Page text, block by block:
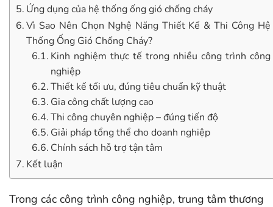
Ứng dụng của hệ thống ống gió chống cháy
Vì Sao Nên Chọn Nghệ Năng Thiết Kế & Thi Công Hệ
Thống Ống Gió Chống Cháy?
Kinh nghiệm thực tế trong nhiều công trình công
nghiệp
Thiết kế tối ưu, đúng tiêu chuẩn kỹ thuật
Gia công chất lượng cao
Thi công chuyên nghiệp – đúng tiến độ
Giải pháp tổng thể cho doanh nghiệp
Chính sách hỗ trợ tận tâm
Kết luận
Trong các công trình công nghiệp, trung tâm thương